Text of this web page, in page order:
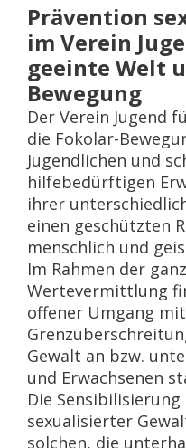
Prävention
im Verein
geeinte Welt
Bewegung
Der Verein Jugend
die Fokolar-
Jugendlichen und
hilfebedürftigen
ihrer
einen geschützten
menschlich und
Im Rahmen der
Wertevermittlung
offener Umgang
Gewalt an bzw.
und Erwachsenen
Die
sexualisierter
solchen, die